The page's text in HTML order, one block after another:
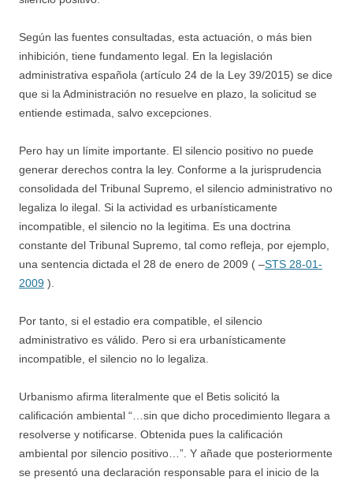
Según las fuentes consultadas, esta actuación, o más bien
inhibición, tiene fundamento legal. En la legislación
administrativa española (artículo 24 de la Ley 39/2015) se dice
que si la Administración no resuelve en plazo, la solicitud se
entiende estimada, salvo excepciones.
Pero hay un límite importante. El silencio positivo no puede
generar derechos contra la ley. Conforme a la jurisprudencia
consolidada del Tribunal Supremo, el silencio administrativo no
legaliza lo ilegal. Si la actividad es urbanísticamente
incompatible, el silencio no la legitima. Es una doctrina
constante del Tribunal Supremo, tal como refleja, por ejemplo,
una sentencia dictada el 28 de enero de 2009 ( –STS 28-01-
2009 ).
Por tanto, si el estadio era compatible, el silencio
administrativo es válido. Pero si era urbanísticamente
incompatible, el silencio no lo legaliza.
Urbanismo afirma literalmente que el Betis solicitó la
calificación ambiental “…sin que dicho procedimiento llegara a
resolverse y notificarse. Obtenida pues la calificación
ambiental por silencio positivo…”. Y añade que posteriormente
se presentó una declaración responsable para el inicio de la